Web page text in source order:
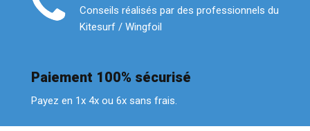
Conseils réalisés par des professionnels du
Kitesurf / Wingfoil
Paiement 100% sécurisé
Payez en 1x 4x ou 6x sans frais.